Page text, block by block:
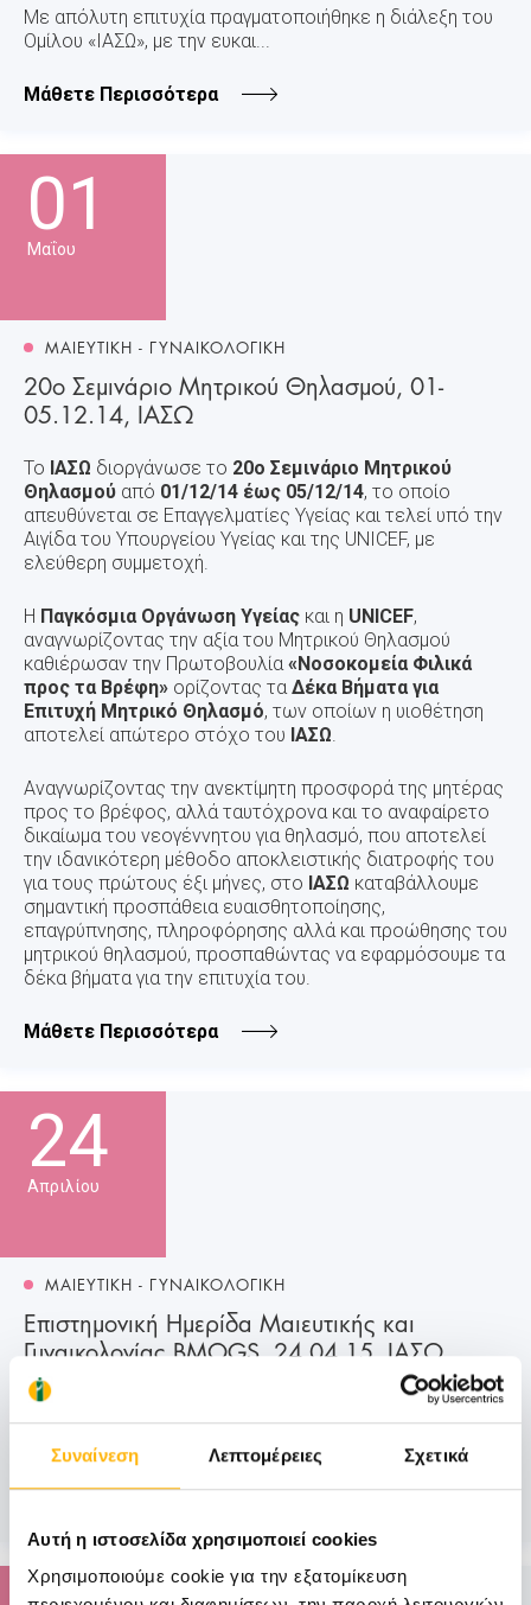
Συναίνεση Λεπτομέρειες Σχετικά
Αυτή η ιστοσελίδα χρησιμοποιεί cookies
Χρησιμοποιούμε cookie για την εξατομίκευση
Με απόλυτη επιτυχία πραγματοποιήθηκε η διάλεξη του
Ομίλου «ΙΑΣΩ», με την ευκαι...
Μάθετε Περισσότερα
01
Μαΐου
ΜΑΙΕΥΤΙΚΗ - ΓΥΝΑΙΚΟΛΟΓΙΚΗ
20ο Σεμινάριο Μητρικού Θηλασμού, 01-
05.12.14, ΙΑΣΩ
Το ΙΑΣΩ διοργάνωσε το 20ο Σεμινάριο Μητρικού
Θηλασμού από 01/12/14 έως 05/12/14, το οποίο
απευθύνεται σε Επαγγελματίες Υγείας και τελεί υπό την
Αιγίδα του Υπουργείου Υγείας και της UNICEF, με
ελεύθερη συμμετοχή.
Η Παγκόσμια Οργάνωση Υγείας και η UNICEF,
αναγνωρίζοντας την αξία του Μητρικού Θηλασμού
καθιέρωσαν την Πρωτοβουλία«Νοσοκομεία Φιλικά
προς τα Βρέφη» ορίζοντας ταΔέκα Βήματα για
Επιτυχή Μητρικό Θηλασμό, των οποίων η υιοθέτηση
αποτελεί απώτερο στόχο του ΙΑΣΩ.
Αναγνωρίζοντας την ανεκτίμητη προσφορά της μητέρας
προς το βρέφος, αλλά ταυτόχρονα και το αναφαίρετο
δικαίωμα του νεογέννητου για θηλασμό, που αποτελεί
την ιδανικότερη μέθοδο αποκλειστικής διατροφής του
για τους πρώτους έξι μήνες, στο ΙΑΣΩ καταβάλλουμε
σημαντική προσπάθεια ευαισθητοποίησης,
επαγρύπνησης, πληροφόρησης αλλά και προώθησης του
μητρικού θηλασμού, προσπαθώντας να εφαρμόσουμε τα
δέκα βήματα για την επιτυχία του.
Μάθετε Περισσότερα
24
Απριλίου
ΜΑΙΕΥΤΙΚΗ - ΓΥΝΑΙΚΟΛΟΓΙΚΗ
Επιστημονική Ημερίδα Μαιευτικής και
Γυναικολογίας BMOGS, 24.04.15, ΙΑΣΩ
Για πρώτη φορά η Birmingham and Midland Obstetrical
and Gynaecological Society (BMOGS) επέλεξε για το
2015 την Ελλάδα και το ΙΑΣΩ.